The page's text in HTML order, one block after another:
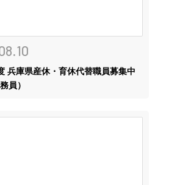
兵庫県産休・育休代替職員募集中
員）